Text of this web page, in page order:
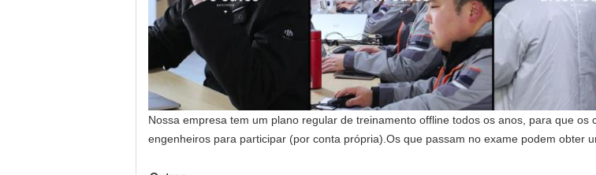
Nossa empresa tem um plano regular de treinamento offline todos os anos, para que
engenheiros para participar (por conta própria).Os que passam no exame podem obter